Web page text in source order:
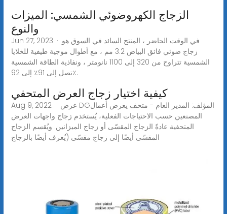
الزجاج الكهروضوئي الشمسي: الميزات
والنوع
Jun 27, 2023 · في الوقت الحاضر ، المنتج السائد في السوق هو
زجاج ضوئي فائق البياض 3.2 مم ، مع أطوال موجية طيفية للخلايا
الشمسية تتراوح من 320 إلى 1100 نانومتر ، ونفاذية الطاقة الشمسية
تصل إلى 91٪ إلى 92٪.
كيفية اختيار زجاج العرض المتحفي
Aug 9, 2022 · عرض DGالمؤلف: المدير العام - متحف يعرض أعمال
المصنعين حسب الاحتياجات الفعلية، يُستخدم زجاج واجهات العرض
المتحفية عادةً الزجاج المقسّى أو زجاج الميزانين. ويُقسم الزجاج
المقسّى أيضًا إلى زجاج مقسّى (يُعرف أيضًا بالزجاج